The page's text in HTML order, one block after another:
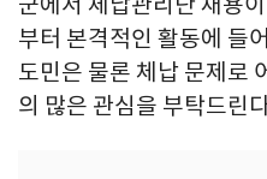
부터 본격적인 활동에 들
도민은 물론 체납 문제로
의 많은 관심을 부탁드린